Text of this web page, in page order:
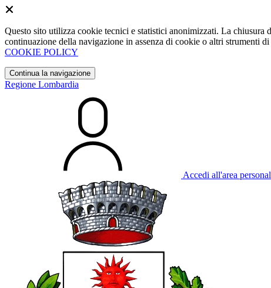
Questo sito utilizza cookie tecnici e statistici anonimizzati. La
continuazione della navigazione in assenza di cookie o altri strumenti
COOKIE POLICY
Continua la navigazione
Regione Lombardia
Accedi all'area